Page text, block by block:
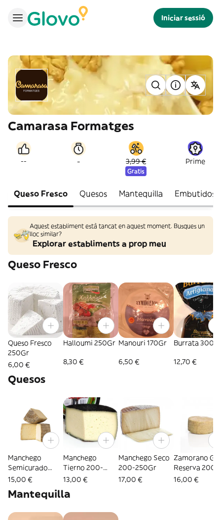
Iniciar sessió
Camarasa Formatges
-- - 3,99 €
Gratis
Prime
Queso Fresco Quesos Mantequilla Embutidos
Aquest establiment està tancat en aquest moment. Busques un
lloc similar?
Explorar establiments a prop meu
Queso Fresco
Queso Fresco
250Gr
6,00 €
Halloumi 250Gr
8,30 €
Manouri 170Gr
6,50 €
Burrata
12,70 €
Quesos
Manchego
Semicurado
200-250Gr
15,00 €
Manchego
Tierno 200-
250Gr
13,00 €
Manchego Seco
200-250Gr
17,00 €
Zamorano
Reserva 200-
250Gr
16,00 €
Mantequilla